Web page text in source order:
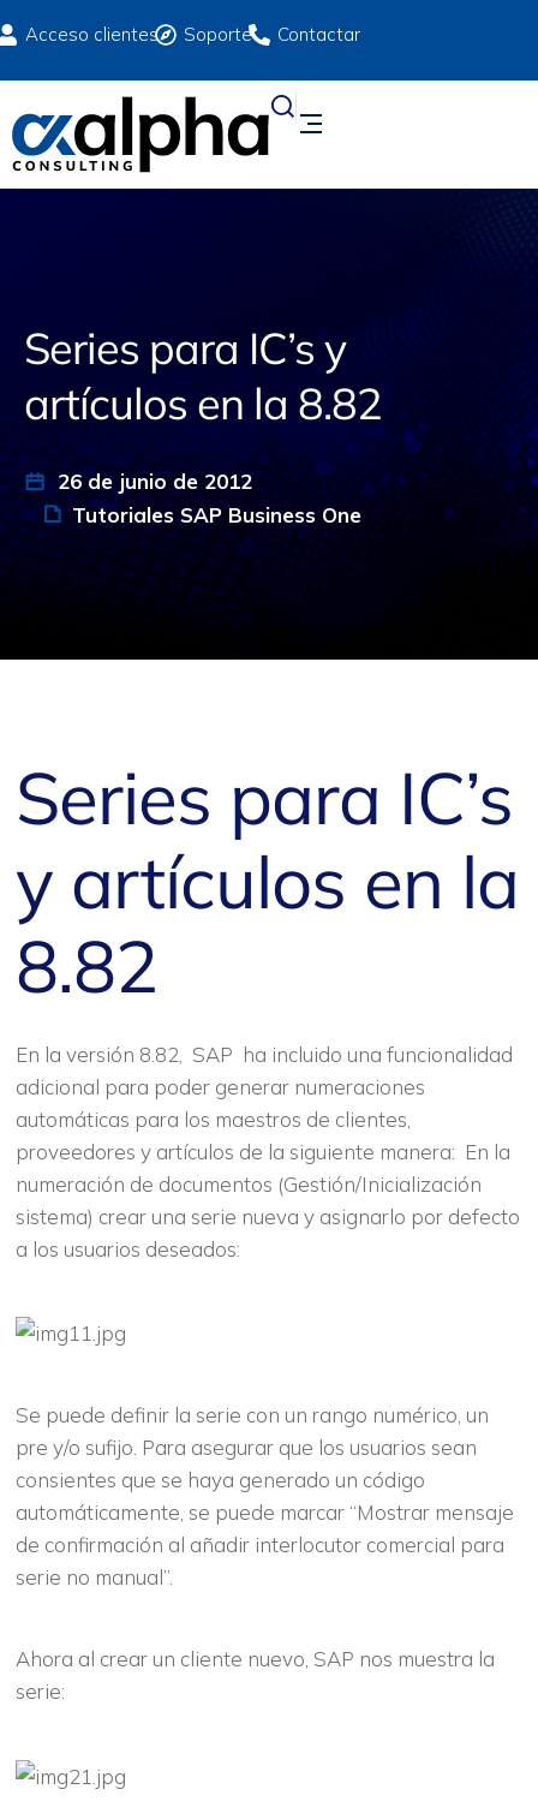
Acceso clientes Soporte Contactar
Series para IC’s y
artículos en la 8.82
26 de junio de 2012
Tutoriales SAP Business One
Series para IC’s
y artículos en la
8.82
En la versión 8.82, SAP ha incluido una funcionalidad
adicional para poder generar numeraciones
automáticas para los maestros de clientes,
proveedores y artículos de la siguiente manera: En la
numeración de documentos (Gestión/Inicialización
sistema) crear una serie nueva y asignarlo por defecto
a los usuarios deseados:
Se puede definir la serie con un rango numérico, un
pre y/o sufijo. Para asegurar que los usuarios sean
consientes que se haya generado un código
automáticamente, se puede marcar “Mostrar mensaje
de confirmación al añadir interlocutor comercial para
serie no manual”.
Ahora al crear un cliente nuevo, SAP nos muestra la
serie: